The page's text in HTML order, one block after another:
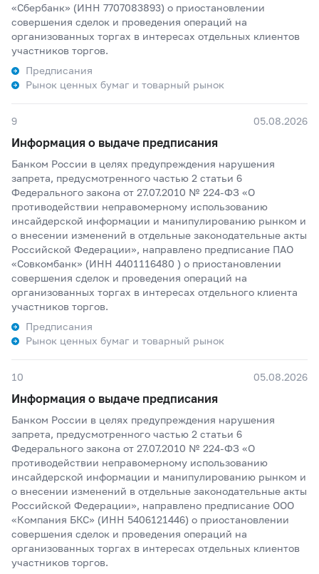
«Сбербанк» (ИНН 7707083893) о приостановлении
совершения сделок и проведения операций на
организованных торгах в интересах отдельных клиентов
участников торгов.
Предписания
Рынок ценных бумаг и товарный рынок
9 05.08.2026
Информация о выдаче предписания
Банком России в целях предупреждения нарушения
запрета, предусмотренного частью 2 статьи 6
Федерального закона от 27.07.2010 № 224-ФЗ «О
противодействии неправомерному использованию
инсайдерской информации и манипулированию рынком и
о внесении изменений в отдельные законодательные акты
Российской Федерации», направлено предписание ПАО
«Совкомбанк» (ИНН 4401116480 ) о приостановлении
совершения сделок и проведения операций на
организованных торгах в интересах отдельного клиента
участников торгов.
Предписания
Рынок ценных бумаг и товарный рынок
10 05.08.2026
Информация о выдаче предписания
Банком России в целях предупреждения нарушения
запрета, предусмотренного частью 2 статьи 6
Федерального закона от 27.07.2010 № 224-ФЗ «О
противодействии неправомерному использованию
инсайдерской информации и манипулированию рынком и
о внесении изменений в отдельные законодательные акты
Российской Федерации», направлено предписание ООО
«Компания БКС» (ИНН 5406121446) о приостановлении
совершения сделок и проведения операций на
организованных торгах в интересах отдельных клиентов
участников торгов.